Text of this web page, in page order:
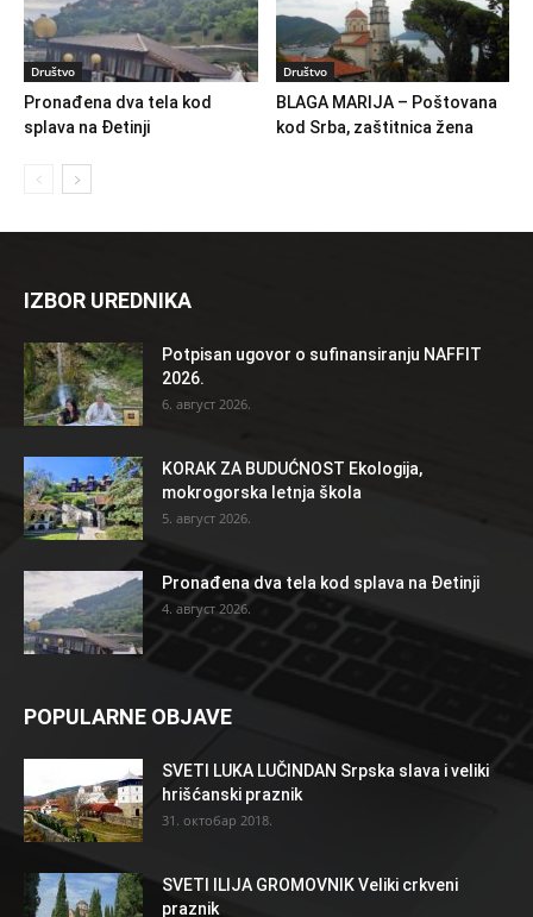
Društvo
Pronađena dva tela kod
splava na Đetinji
Društvo
BLAGA MARIJA – Poštovana
kod Srba, zaštitnica žena
IZBOR UREDNIKA
Potpisan ugovor o sufinansiranju NAFFIT
2026.
6. август 2026.
KORAK ZA BUDUĆNOST Ekologija,
mokrogorska letnja škola
5. август 2026.
Pronađena dva tela kod splava na Đetinji
4. август 2026.
POPULARNE OBJAVE
SVETI LUKA LUČINDAN Srpska slava i veliki
hrišćanski praznik
31. октобар 2018.
SVETI ILIJA GROMOVNIK Veliki crkveni
praznik